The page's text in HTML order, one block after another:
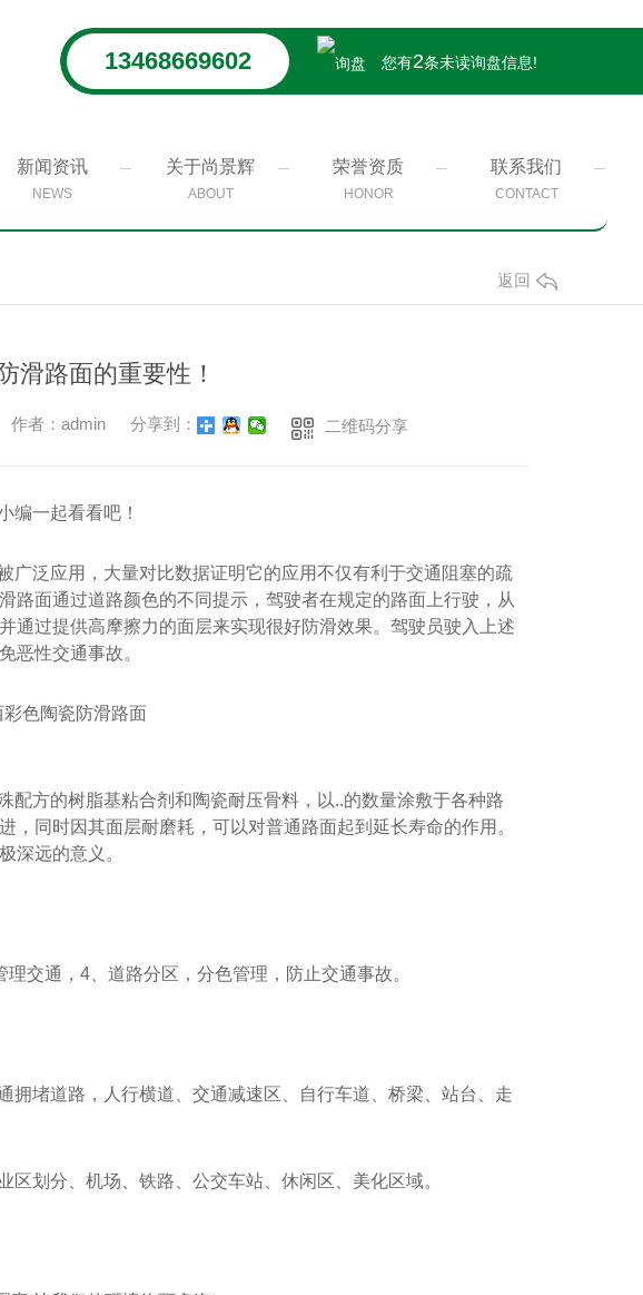
13468669602 您有2条未读询盘信息!
新闻资讯
NEWS
关于尚景辉
ABOUT
荣誉资质
HONOR
联系我们
CONTACT
返回
滑路面的重要性！
作者：admin 分享到： 二维码分享
编一起看看吧！
广泛应用，大量对比数据证明它的应用不仅有利于交通阻塞的疏
路面通过道路颜色的不同提示，驾驶者在规定的路面上行驶，从
通过提供高摩擦力的面层来实现很好防滑效果。驾驶员驶入上述
恶性交通事故。
方的树脂基粘合剂和陶瓷耐压骨料，以..的数量涂敷于各种路
同时因其面层耐磨耗，可以对普通路面起到延长寿命的作用。
深远的意义。
交通，4、道路分区，分色管理，防止交通事故。
拥堵道路，人行横道、交通减速区、自行车道、桥梁、站台、走
划分、机场、铁路、公交车站、休闲区、美化区域。